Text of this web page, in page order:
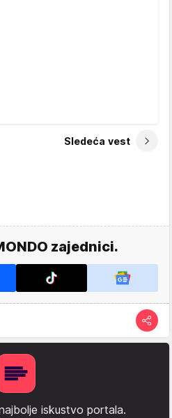
Sledeća vest
zajednici.
iskustvo portala.